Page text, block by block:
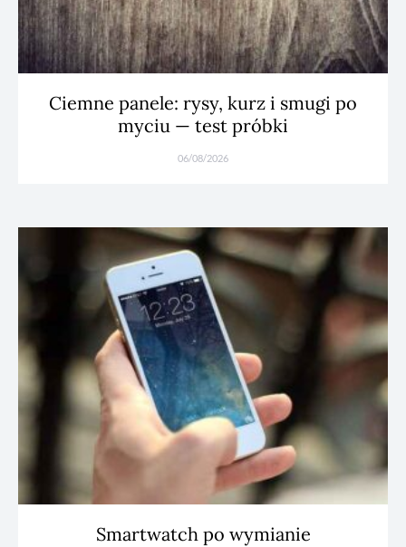
Ciemne panele: rysy, kurz i smugi po
myciu — test próbki
06/08/2026
Smartwatch po wymianie